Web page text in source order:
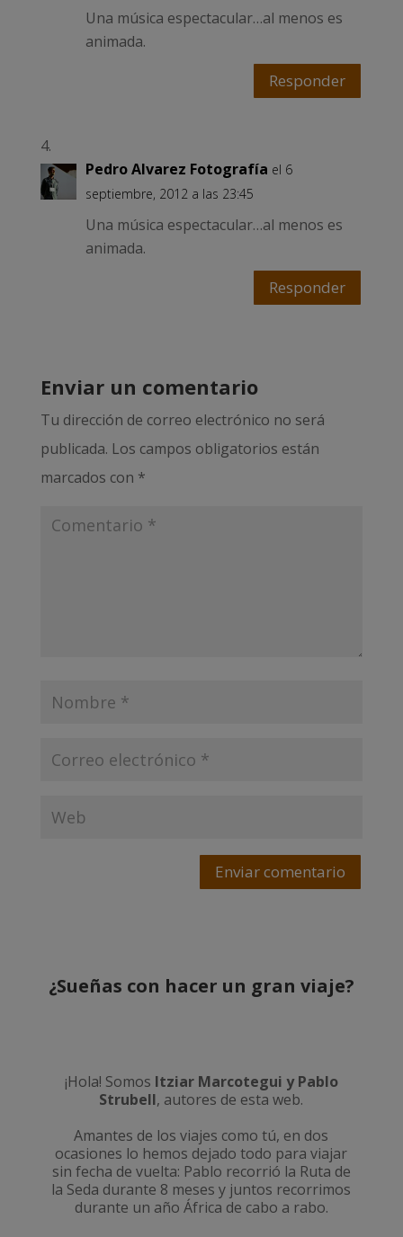
Una música espectacular…al menos es
animada.
Responder
Pedro Alvarez Fotografía el 6
septiembre, 2012 a las 23:45
Una música espectacular…al menos es
animada.
Responder
Enviar un comentario
Tu dirección de correo electrónico no será
publicada. Los campos obligatorios están
marcados con *
Enviar comentario
¿Sueñas con hacer un gran viaje?
¡Hola! Somos Itziar Marcotegui y Pablo
Strubell, autores de esta web.
Amantes de los viajes como tú, en dos
ocasiones lo hemos dejado todo para viajar
sin fecha de vuelta: Pablo recorrió la Ruta de
la Seda durante 8 meses y juntos recorrimos
durante un año África de cabo a rabo.